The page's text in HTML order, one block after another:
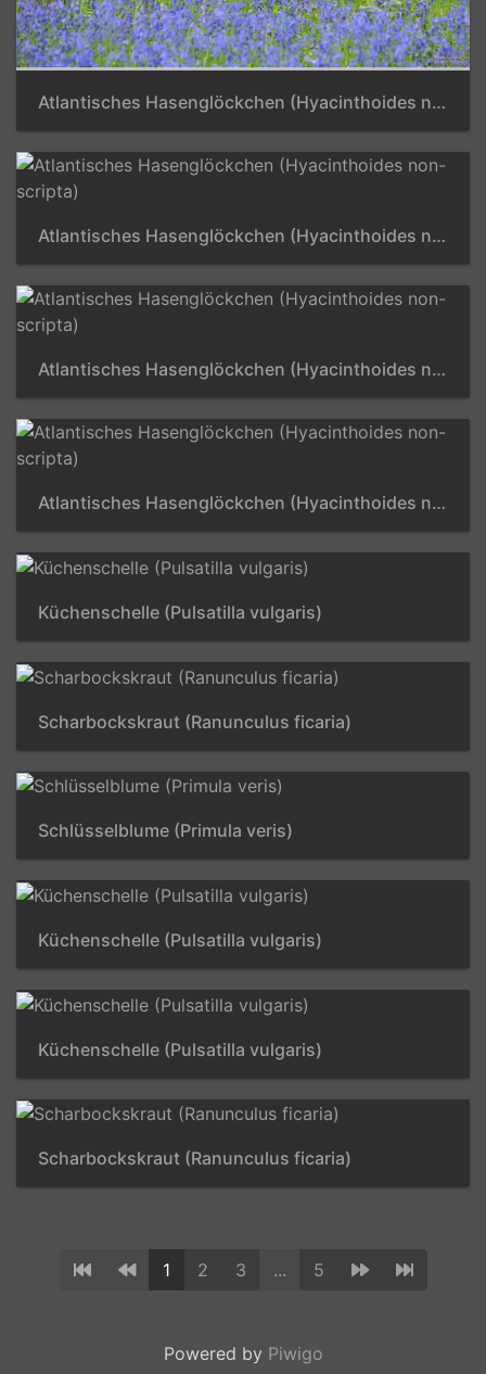
Atlantisches Hasenglöckchen (Hyacinthoides non-scripta)
Atlantisches Hasenglöckchen (Hyacinthoides non-scripta)
Atlantisches Hasenglöckchen (Hyacinthoides non-scripta)
Atlantisches Hasenglöckchen (Hyacinthoides non-scripta)
Küchenschelle (Pulsatilla vulgaris)
Scharbockskraut (Ranunculus ficaria)
Schlüsselblume (Primula veris)
Küchenschelle (Pulsatilla vulgaris)
Küchenschelle (Pulsatilla vulgaris)
Scharbockskraut (Ranunculus ficaria)
1 2 3 ... 5
Powered by Piwigo